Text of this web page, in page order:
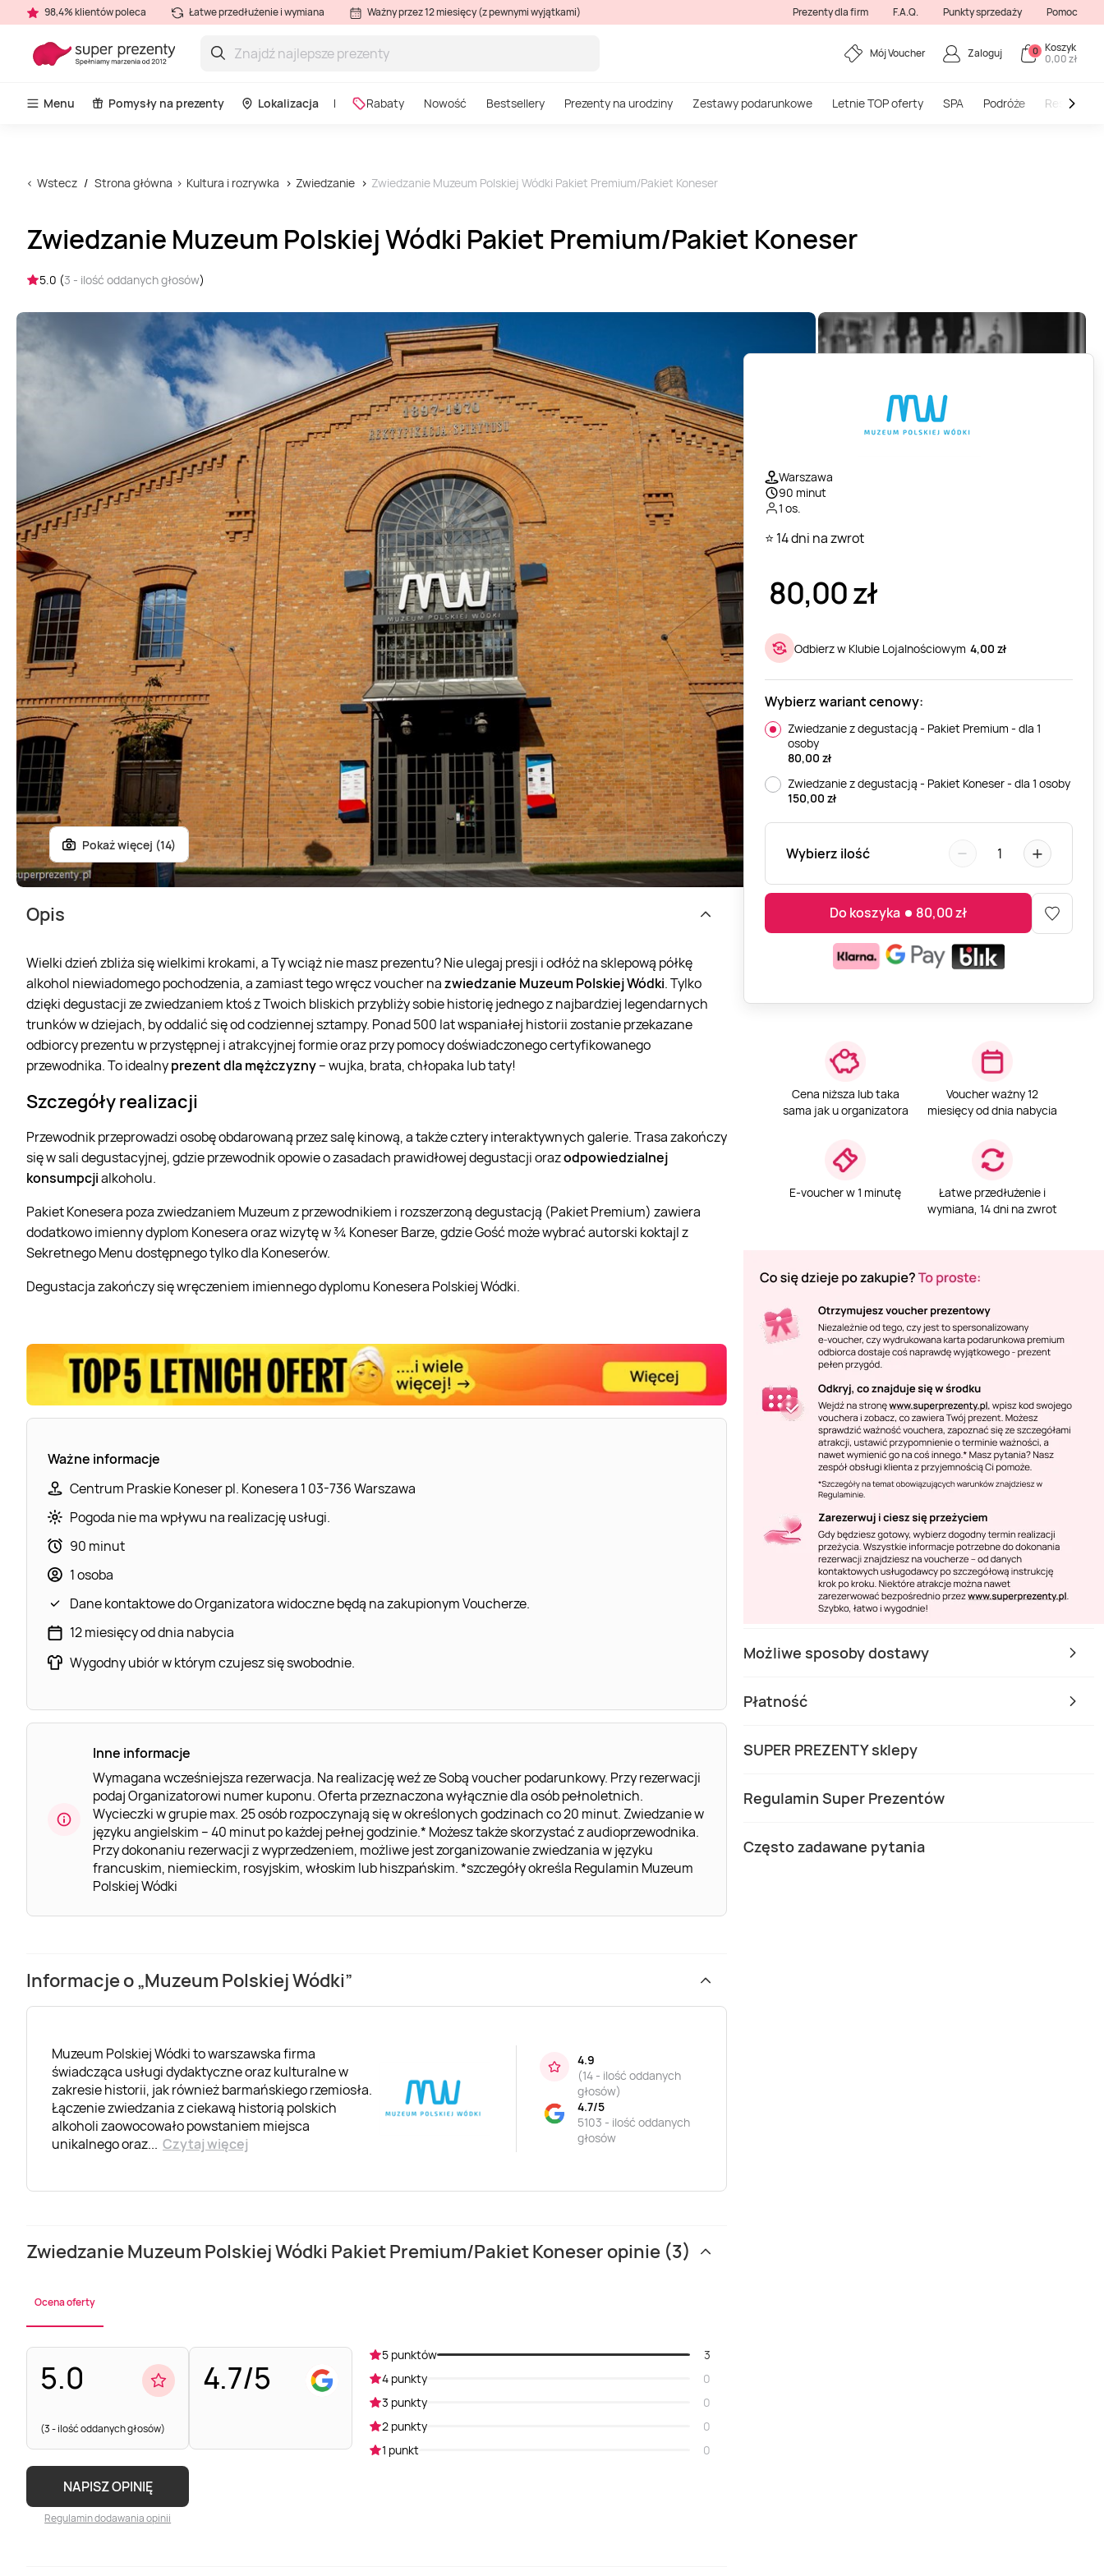
98,4% klientów poleca Łatwe przedłużenie i wymiana Ważny przez 12 miesięcy (z pewnymi wyjątkami) Prezenty dla firm F.A.Q. Punkty sprzedaży Pomoc
Mój Voucher Zaloguj 0 Koszyk
0,00 zł
Menu Pomysły na prezenty Lokalizacja Rabaty Nowość Bestsellery Prezenty na urodziny Zestawy podarunkowe Letnie TOP oferty SPA Podróże
Wstecz Strona główna Kultura i rozrywka Zwiedzanie Zwiedzanie Muzeum Polskiej Wódki Pakiet Premium/Pakiet Koneser
Zwiedzanie Muzeum Polskiej Wódki Pakiet Premium/Pakiet Koneser
5.0 (3 - ilość oddanych głosów)
Pokaż więcej (14)
Warszawa
90 minut
1 os.
⭐ 14 dni na zwrot
80,00zł
Odbierz w Klubie Lojalnościowym 4,00 zł
Wybierz wariant cenowy:
Zwiedzanie z degustacją - Pakiet Premium - dla 1
osoby
80,00 zł
Zwiedzanie z degustacją - Pakiet Koneser - dla 1 osoby
150,00 zł
Wybierz ilość − 1 +
Do koszyka 80,00zł
Cena niższa lub taka
sama jak u organizatora
Voucher ważny 12
miesięcy od dnia nabycia
E-voucher w 1 minutę
Łatwe przedłużenie i
wymiana, 14 dni na zwrot
Możliwe sposoby dostawy
Płatność
SUPER PREZENTY sklepy
Regulamin Super Prezentów
Często zadawane pytania
Opis
Wielki dzień zbliża się wielkimi krokami, a Ty wciąż nie masz prezentu? Nie ulegaj presji i odłóż na sklepową półkę
alkohol niewiadomego pochodzenia, a zamiast tego wręcz voucher nazwiedzanie Muzeum Polskiej Wódki. Tylko
dzięki degustacji ze zwiedzaniem ktoś z Twoich bliskich przybliży sobie historię jednego z najbardziej legendarnych
trunków w dziejach, by oddalić się od codziennej sztampy. Ponad 500 lat wspaniałej historii zostanie przekazane
odbiorcy prezentu w przystępnej i atrakcyjnej formie oraz przy pomocy doświadczonego certyfikowanego
przewodnika. To idealnyprezent dla mężczyzny– wujka, brata, chłopaka lub taty!
Szczegóły realizacji
Przewodnik przeprowadzi osobę obdarowaną przez salę kinową, a także cztery interaktywnych galerie. Trasa zakończy
się w sali degustacyjnej, gdzie przewodnik opowie o zasadach prawidłowej degustacji orazodpowiedzialnej
konsumpcjialkoholu.
Pakiet Konesera poza zwiedzaniem Muzeum z przewodnikiem i rozszerzoną degustacją (Pakiet Premium) zawiera
dodatkowo imienny dyplom Konesera oraz wizytę w ¾ Koneser Barze, gdzie Gość może wybrać autorski koktajl z
Sekretnego Menu dostępnego tylko dla Koneserów.
Degustacja zakończy się wręczeniem imiennego dyplomu Konesera Polskiej Wódki.
Ważne informacje
Centrum Praskie Koneser pl. Konesera 1 03-736 Warszawa
Pogoda nie ma wpływu na realizację usługi.
90 minut
1 osoba
Dane kontaktowe do Organizatora widoczne będą na zakupionym Voucherze.
12 miesięcy od dnia nabycia
Wygodny ubiór w którym czujesz się swobodnie.
Inne informacje
Wymagana wcześniejsza rezerwacja. Na realizację weź ze Sobą voucher podarunkowy. Przy rezerwacji
podaj Organizatorowi numer kuponu. Oferta przeznaczona wyłącznie dla osób pełnoletnich.
Wycieczki w grupie max. 25 osób rozpoczynają się w określonych godzinach co 20 minut. Zwiedzanie w
języku angielskim – 40 minut po każdej pełnej godzinie.* Możesz także skorzystać z audioprzewodnika.
Przy dokonaniu rezerwacji z wyprzedzeniem, możliwe jest zorganizowanie zwiedzania w języku
francuskim, niemieckim, rosyjskim, włoskim lub hiszpańskim. *szczegóły określa Regulamin Muzeum
Polskiej Wódki
Informacje o „Muzeum Polskiej Wódki”
Muzeum Polskiej Wódki to warszawska firma
świadcząca usługi dydaktyczne oraz kulturalne w
zakresie historii, jak również barmańskiego rzemiosła.
Łączenie zwiedzania z ciekawą historią polskich
alkoholi zaowocowało powstaniem miejsca
unikalnego oraz... Czytaj więcej
4.9
(14 - ilość oddanych
głosów)
4.7/5
5103 - ilość oddanych
głosów
Zwiedzanie Muzeum Polskiej Wódki Pakiet Premium/Pakiet Koneser opinie (3)
Ocena oferty
5.0
(3 - ilość oddanych głosów)
4.7/5
NAPISZ OPINIĘ
Regulamin dodawania opinii
5 punktów
3
4 punkty
0
3 punkty
0
2 punkty
0
1 punkt
0